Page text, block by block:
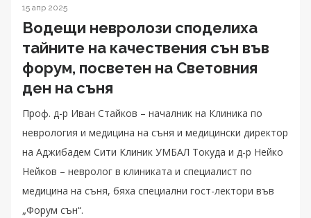
15 апр 2025
Водещи невролози споделиха
тайните на качествения сън във
форум, посветен на Световния
ден на съня
Проф. д-р Иван Стайков – началник на Клиника по
неврология и медицина на съня и медицински директор
на Аджибадем Сити Клиник УМБАЛ Токуда и д-р Нейко
Нейков – невролог в клиниката и специалист по
медицина на съня, бяха специални гост-лектори във
„Форум сън“.